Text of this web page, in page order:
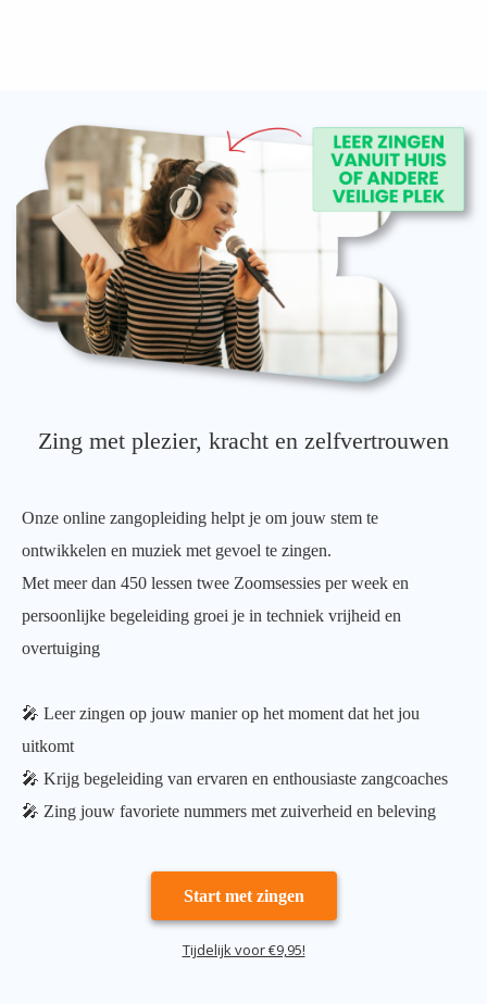
Zing met plezier, kracht en zelfvertrouwen
Onze online zangopleiding helpt je om jouw stem te
ontwikkelen en muziek met gevoel te zingen.
Met meer dan 450 lessen twee Zoomsessies per week en
persoonlijke begeleiding groei je in techniek vrijheid en
overtuiging
🎤 Leer zingen op jouw manier op het moment dat het jou
uitkomt
🎤 Krijg begeleiding van ervaren en enthousiaste zangcoaches
🎤 Zing jouw favoriete nummers met zuiverheid en beleving
Start met zingen
Tijdelijk voor €9,95!